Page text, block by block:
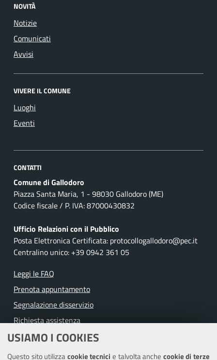
USIAMO I COOKIES
Questo sito utilizzacookie tecnicie talvolta anche cookie di terze
NOVITÀ
Notizie
Comunicati
Avvisi
VIVERE IL COMUNE
Luoghi
Eventi
CONTATTI
Comune di Gallodoro
Piazza Santa Maria, 1 - 98030 Gallodoro (ME)
Codice fiscale / P. IVA: 87000430832
Ufficio Relazioni con il Pubblico
Posta Elettronica Certificata: protocollogallodoro@pec.it
Centralino unico: +39 0942 361 05
Leggi le FAQ
Prenota appuntamento
Segnalazione disservizio
Richiesta assistenza
Amministrazione trasparente